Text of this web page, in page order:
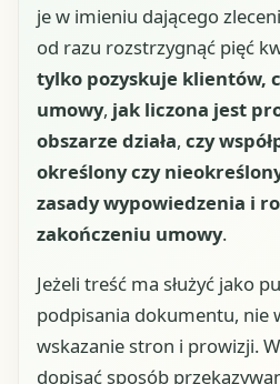
je w imieniu dającego
od razu rozstrzygnąć pięć
tylko pozyskuje klientów,
umowy, jak liczona jest
obszarze działa, czy
określony czy
zasady wypowiedzenia i
zakończeniu umowy.
Jeżeli treść ma służyć jako
podpisania dokumentu, nie
wskazanie stron i prowizji.
dopisać sposób